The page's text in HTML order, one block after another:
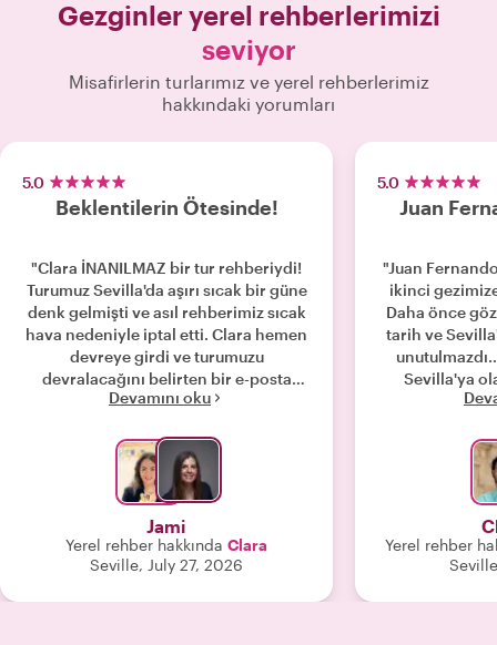
Gezginler yerel rehberlerimizi
seviyor
Misafirlerin turlarımız ve yerel rehberlerimiz
hakkındaki yorumları
5.0
Beklentilerin Ötesinde!
"Clara İNANILMAZ bir tur rehberiydi!
Turumuz Sevilla'da aşırı sıcak bir güne
denk gelmişti ve asıl rehberimiz sıcak
hava nedeniyle iptal etti. Clara hemen
devreye girdi ve turumuzu
devralacağını belirten bir e-posta
gönderdi. Güzergahı, gerektiğinde
şekilde ayarladı. Yıllar önce
Sevilla'dayken tekrar ziyaret etmek
istediğim birkaç yer vardı ve bizi oraya
götürmekten mutluluk duydu. Clara
arkadaş canlısı, eğlenceli, nazik ve her
şeyin zamanlaması konusunda çok
verimliydi. Spontane düşünebiliyor ve
turumuzu gerçekten
Devamını oku
Jami
Yerel rehber hakkında Clara
Seville, July 27, 2026
5.0
Juan
"Juan
ikinci
Daha önce
tarih ve
Sevilla'ya
gerçekten
olmamıza
Yerel rehber